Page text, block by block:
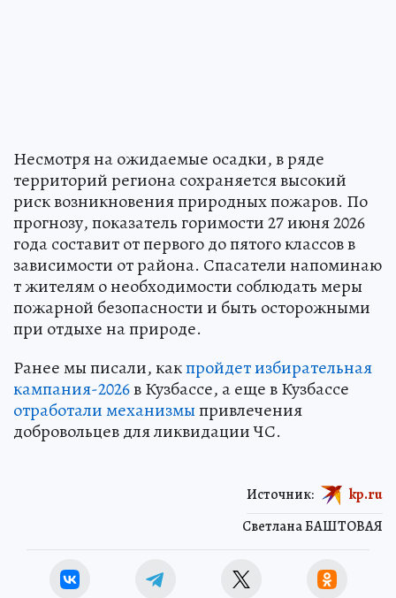
Несмотря на ожидаемые осадки, в ряде
территорий региона сохраняется высокий
риск возникновения природных пожаров. По
прогнозу, показатель горимости 27 июня 2026
года составит от первого до пятого классов в
зависимости от района. Спасатели напоминаю
т жителям о необходимости соблюдать меры
пожарной безопасности и быть осторожными
при отдыхе на природе.
Ранее мы писали, какпройдет избирательная
кампания-2026в Кузбассе, а еще в Кузбассе
отработали механизмыпривлечения
добровольцев для ликвидации ЧС.
Светлана БАШТОВАЯ
Источник: kp.ru